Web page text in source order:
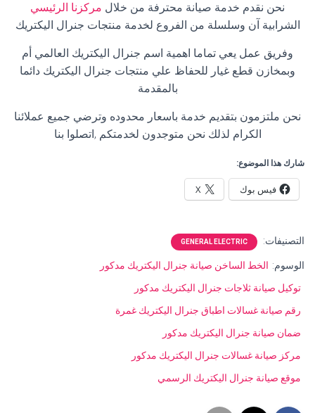
نحن نقدم خدمة صيانة محترفة من خلال مركزنا الرئيسي
الشرابية آن وسلسلة من الفروع لخدمة منتجات جنرال اليكتريك
وفريق عمل يعي تماما اهمية اسم جنرال اليكتريك العالمي أم
وبمخازن قطع غيار للحفاظ علي منتجات جنرال اليكتريك دائما
بالمقدمة
نحن ملتزمون بتقديم خدمة باسعار محدوده وترضي جميع عملائنا
الكرام لذلك نحن متوجدون لخدمتكم ,اتصلوا بنا
شارك هذا الموضوع:
فيس بوك X
التصنيفات: GENERAL ELECTRIC
الوسوم: الخط الساخن صيانة جنرال اليكتريك مدكور
توكيل صيانة ثلاجات جنرال اليكتريك مدكور
رقم صيانة غسالات اطباق جنرال اليكتريك غمرة
ضمان صيانة جنرال اليكتريك مدكور
مركز صيانة غسالات جنرال اليكتريك مدكور
موقع صيانة جنرال اليكتريك الرسمي